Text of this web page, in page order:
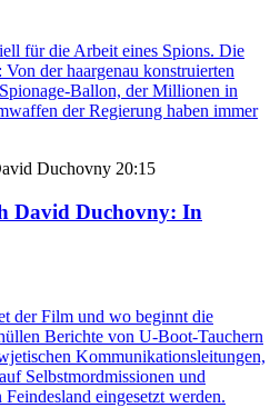
für die Arbeit eines Spions. Die
der haargenau konstruierten
Ballon, der Millionen in
der Regierung haben immer
20:15
David Duchovny: In
der Film und wo beginnt die
Berichte von U-Boot-Tauchern
Kommunikationsleitungen,
Selbstmordmissionen und
eingesetzt werden.